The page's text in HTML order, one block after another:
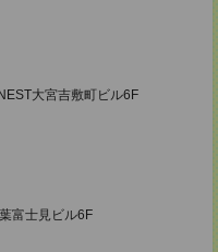
大宮吉敷町ビル6F
富士見ビル6F